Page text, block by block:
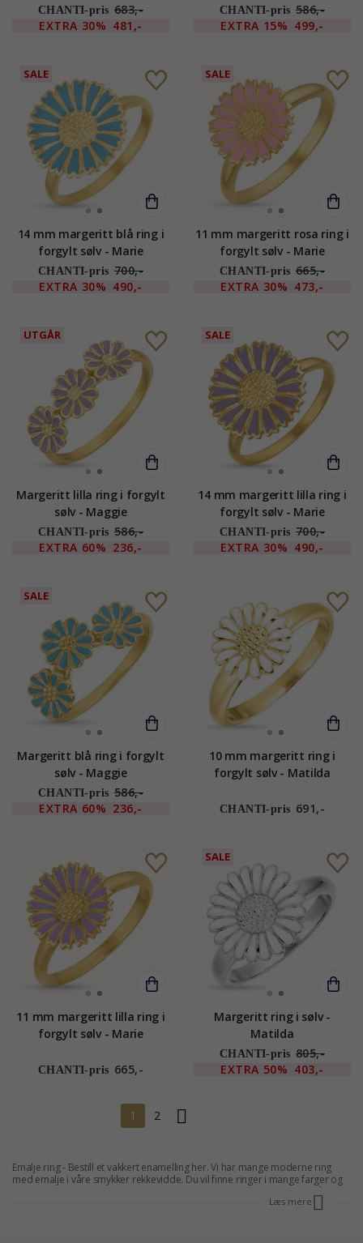
CHANTI-pris 683,-
EXTRA 30% 481,-
CHANTI-pris 586,-
EXTRA 15% 499,-
SALE
14 mm margeritt blå ring i
forgylt sølv - Marie
CHANTI-pris 700,-
EXTRA 30% 490,-
SALE
11 mm margeritt rosa ring i
forgylt sølv - Marie
CHANTI-pris 665,-
EXTRA 30% 473,-
UTGÅR
Margeritt lilla ring i forgylt
sølv - Maggie
CHANTI-pris 586,-
EXTRA 60% 236,-
SALE
14 mm margeritt lilla ring i
forgylt sølv - Marie
CHANTI-pris 700,-
EXTRA 30% 490,-
SALE
Margeritt blå ring i forgylt
sølv - Maggie
CHANTI-pris 586,-
EXTRA 60% 236,-
10 mm margeritt ring i
forgylt sølv - Matilda
CHANTI-pris 691,-
11 mm margeritt lilla ring i
forgylt sølv - Marie
CHANTI-pris 665,-
SALE
Margeritt ring i sølv -
Matilda
CHANTI-pris 805,-
EXTRA 50% 403,-
1 2
Emalje ring - Bestill et vakkert enamelling her. Vi har mange moderne ring
med emalje i våre smykker rekkevidde. Du vil finne ringer i mange farger og
emaljer. Vi har ringer for alle. Hvis du bestiller en emalje finger, vil du få det
tilsendt på døren, og du kan gjøre en god lagring. På denne siden finner du
Læs mere